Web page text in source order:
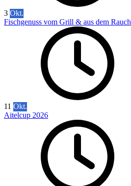
3 Okt.
Fischgenuss vom Grill & aus dem Rauch
11 Okt.
Aitelcup 2026